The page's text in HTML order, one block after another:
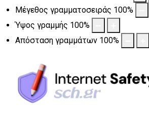
Μέγεθος γραμματοσειράς 100%
Ύψος γραμμής 100%
Απόσταση γραμμάτων 100%